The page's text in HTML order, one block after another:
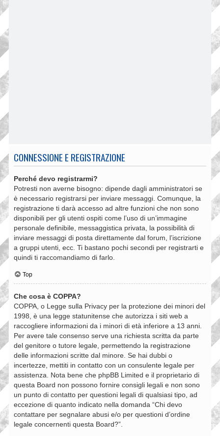
CONNESSIONE E REGISTRAZIONE
Perché devo registrarmi?
Potresti non averne bisogno: dipende dagli amministratori se
è necessario registrarsi per inviare messaggi. Comunque, la
registrazione ti darà accesso ad altre funzioni che non sono
disponibili per gli utenti ospiti come l’uso di un’immagine
personale definibile, messaggistica privata, la possibilità di
inviare messaggi di posta direttamente dal forum, l’iscrizione
a gruppi utenti, ecc. Ti bastano pochi secondi per registrarti e
quindi ti raccomandiamo di farlo.
Top
Che cosa è COPPA?
COPPA, o Legge sulla Privacy per la protezione dei minori del
1998, è una legge statunitense che autorizza i siti web a
raccogliere informazioni da i minori di età inferiore a 13 anni.
Per avere tale consenso serve una richiesta scritta da parte
del genitore o tutore legale, permettendo la registrazione
delle informazioni scritte dal minore. Se hai dubbi o
incertezze, mettiti in contatto con un consulente legale per
assistenza. Nota bene che phpBB Limited e il proprietario di
questa Board non possono fornire consigli legali e non sono
un punto di contatto per questioni legali di qualsiasi tipo, ad
eccezione di quanto indicato nella domanda “Chi devo
contattare per segnalare abusi e/o per questioni d’ordine
legale concernenti questa Board?”.